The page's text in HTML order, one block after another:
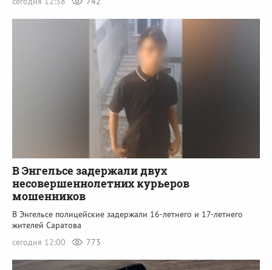
В Энгельсе задержали двух
несовершеннолетних курьеров
мошенников
В Энгельсе полицейские задержали 16-летнего и 17-летнего
жителей Саратова
сегодня 12:00
773